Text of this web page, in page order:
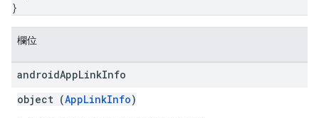
}
欄位
androidAppLinkInfo
object (AppLinkInfo)